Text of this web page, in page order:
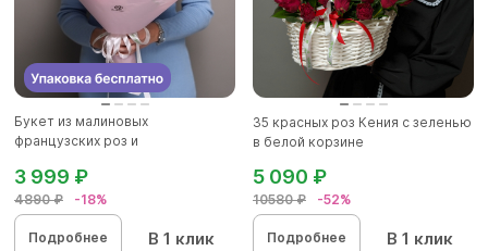
Букет из малиновых
французских роз и
4890 ₽ -18%
3 999 ₽
Подробнее В 1 клик
35 красных роз Кения с зеленью
в белой корзине
10580 ₽ -52%
5 090 ₽
Подробнее В 1 клик